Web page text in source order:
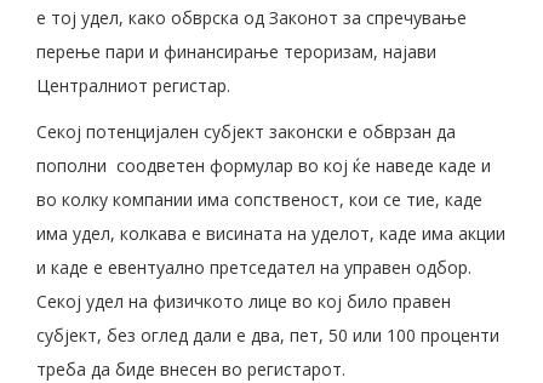
е тој удел, како обврска од Законот за спречување
перење пари и финансирање тероризам, најави
Централниот регистар.
Секој потенцијален субјект законски е обврзан да
пополни соодветен формулар во кој ќе наведе каде и
во колку компании има сопственост, кои се тие, каде
има удел, колкава е висината на уделот, каде има акции
и каде е евентуално претседател на управен одбор.
Секој удел на физичкото лице во кој било правен
субјект, без оглед дали е два, пет, 50 или 100 проценти
треба да биде внесен во регистарот.